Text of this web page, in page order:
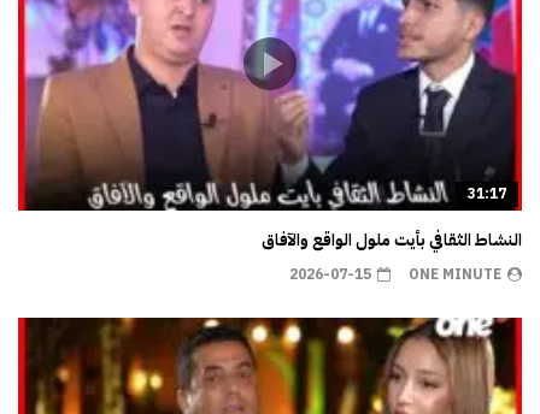
31:17
النشاط الثقافي بأيت ملول الواقع والآفاق
ONE MINUTE
2026-07-15